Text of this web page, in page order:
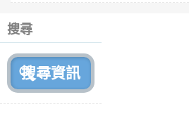
搜尋